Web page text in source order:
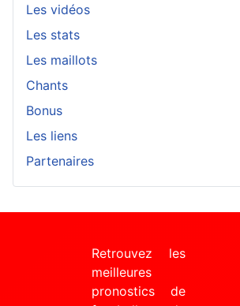
Les vidéos
Les stats
Les maillots
Chants
Bonus
Les liens
Partenaires
Retrouvez les
meilleures
pronostics de